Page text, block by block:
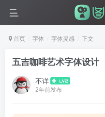
首页 字体 字体灵感 正文
五吉咖啡艺术字体设计
不详
2年前发布